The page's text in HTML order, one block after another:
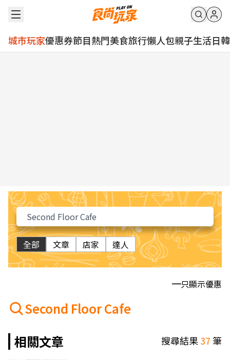
城市玩家優惠券節目熱門美食旅行懶人包親子生活日韓
全部 文章 店家 達人
只顯示優惠
Second Floor Cafe
相關文章
搜尋結果37筆